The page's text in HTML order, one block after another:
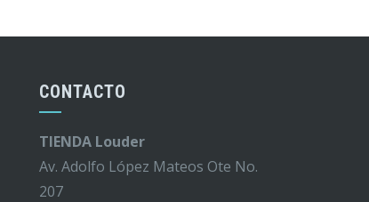
CONTACTO
TIENDA Louder
Av. Adolfo López Mateos Ote No.
207